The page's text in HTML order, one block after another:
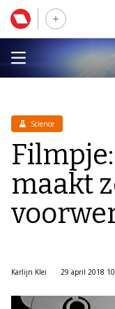
Science
maakt
Karlijn Klei 29 april 2018